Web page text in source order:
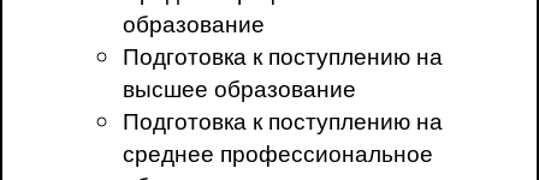
образование
Подготовка к поступлению на
высшее образование
Подготовка к поступлению на
среднее профессиональное